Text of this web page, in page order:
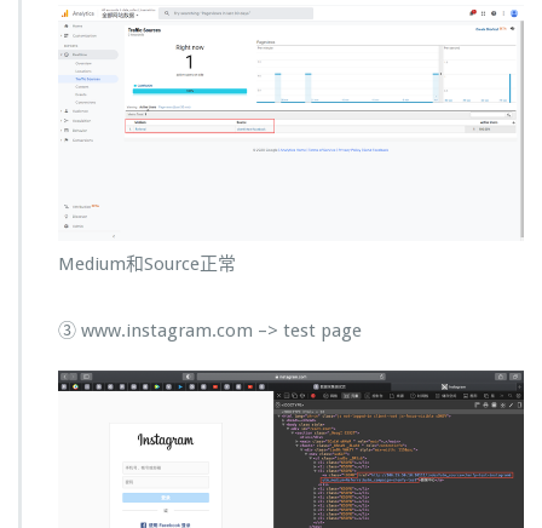
Medium和Source正常
③ www.instagram.com –> test page